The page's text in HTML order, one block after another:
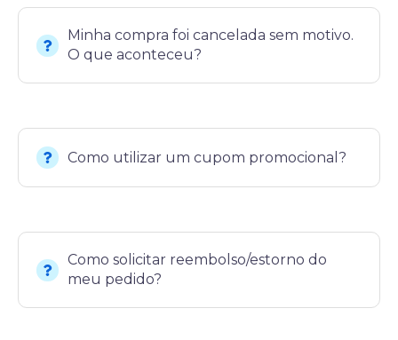
Minha compra foi cancelada sem motivo.
O que aconteceu?
Como utilizar um cupom promocional?
Como solicitar reembolso/estorno do
meu pedido?